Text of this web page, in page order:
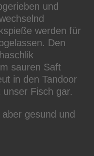
und
werden für
Den
sauren Saft
in den Tandoor
Fisch gar.
gesund und